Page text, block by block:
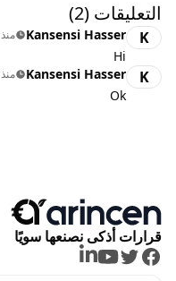
التعليقات (2)
K
Kansensi Hasser منذ 10 أشهر
Hi
K
Kansensi Hasser منذ 10 أشهر
Ok
قرارات أذكى نصنعها سويًا
Facebook
Twitter
Youtube
LinkedIn